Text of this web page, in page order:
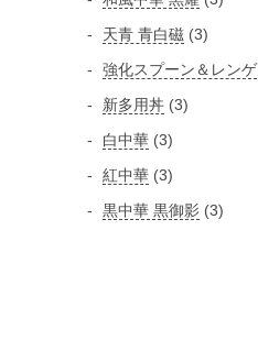
品
商
天青 青白磁 33
個
強化スプーン＆レンゲ
新多用丼 33
品
白中華 33
個
商
紅中華 33
個
黒中華 黒御影 33